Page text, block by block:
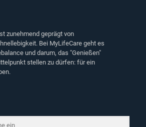
zunehmend geprägt von
Bei MyLifeCare geht es
und darum, das "Genießen"
stellen zu dürfen: für ein